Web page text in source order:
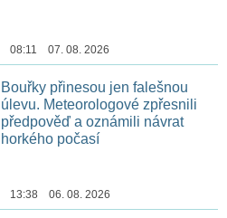
08:11 07. 08. 2026
Bouřky přinesou jen falešnou
úlevu. Meteorologové zpřesnili
předpověď a oznámili návrat
horkého počasí
13:38 06. 08. 2026